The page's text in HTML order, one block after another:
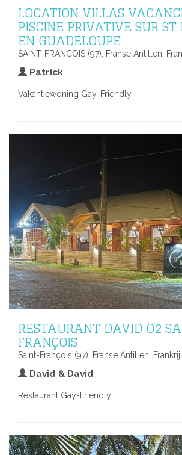
LOCATION VILLAS
PISCINE PRIVATIVE SUR ST
EN GUADELOUPE
SAINT-FRANCOIS (97), Franse Antillen,
Patrick
Vakantiewoning Gay-Friendly
RESTAURANT DAVID O2
FRANÇOIS
Saint-François (97), Franse Antillen,
David & David
Restaurant Gay-Friendly